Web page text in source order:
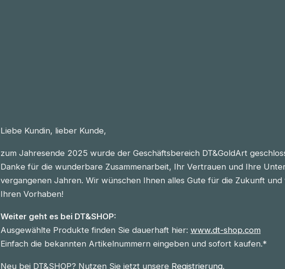
Liebe Kundin, lieber Kunde,
zum Jahresende 2025 wurde der Geschäftsbereich DT&GoldArt
Danke für die wunderbare Zusammenarbeit, Ihr Vertrauen und Ihre
vergangenen Jahren. Wir wünschen Ihnen alles Gute für die Zukunft und
Ihren Vorhaben!
Weiter geht es bei DT&SHOP:
Ausgewählte Produkte finden Sie dauerhaft hier: www.dt-shop.com
Einfach die bekannten Artikelnummern eingeben und sofort kaufen.*
Neu bei DT&SHOP? Nutzen Sie jetzt unsere Registrierung.